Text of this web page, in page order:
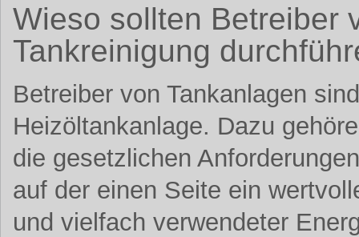
Wieso sollten Betreiber
Tankreinigung
Betreiber von Tankanlagen
Heizöltankanlage. Dazu
die gesetzlichen
auf der einen Seite ein
und vielfach verwendeter